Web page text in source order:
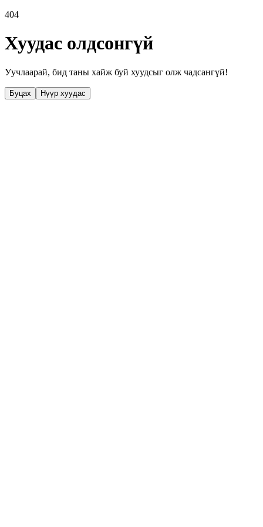
404
Хуудас олдсонгүй
Уучлаарай, бид таны хайж буй хуудсыг олж чадсангүй!
Буцах Нүүр хуудас